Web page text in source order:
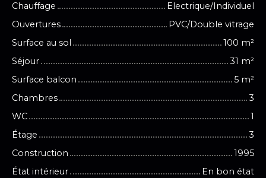
Chauffage
Electrique/Individuel
Ouvertures
PVC/Double vitrage
Surface au sol
100 m²
Séjour
31 m²
Surface balcon
5 m²
Chambres
3
WC
1
Étage
3
Construction
1995
État intérieur
En bon état